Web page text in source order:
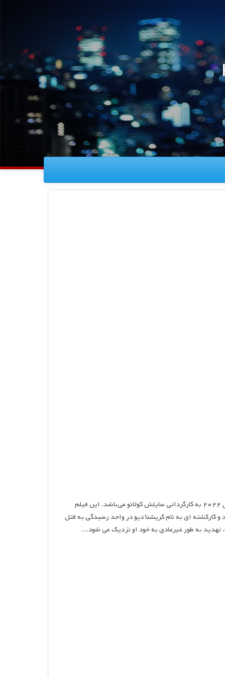
واحد رسیدگی به قتل پرونده دوم ، نام فیلمی اکشن و جنایی محصول سال ۲۰۲۲ به کارگردانی سایلش کولانو می‌باشد. این فیلم
ای به نام کریشنا دیو در واحد رسیدگی به قتل
تهدید به طور غیرعادی به خود او نزدیک می شود…